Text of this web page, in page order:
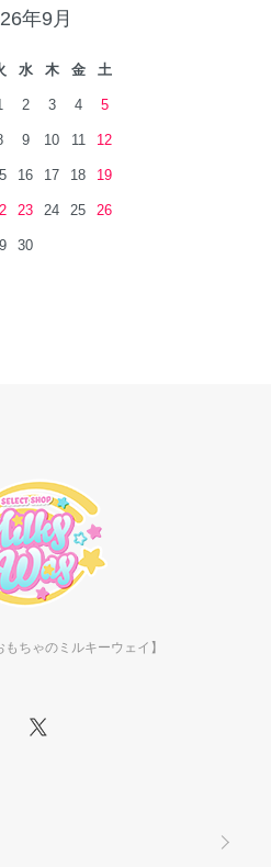
年9月
水 木 金 土
2 3 4 5
9 10 11 12
16 17 18 19
23 24 25 26
30
もちゃのミルキーウェイ】